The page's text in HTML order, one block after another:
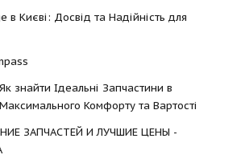
в Києві: Досвід та Надійність для
знайти Ідеальні Запчастини в
Комфорту та Вартості
ЗАПЧАСТЕЙ И ЛУЧШИЕ ЦЕНЫ -